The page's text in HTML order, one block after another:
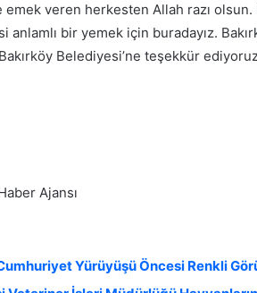
veren herkesten Allah razı olsun.
bir yemek için buradayız.
Belediyesi’ne teşekkür
Ajansı
Yürüyüşü Öncesi Renkli